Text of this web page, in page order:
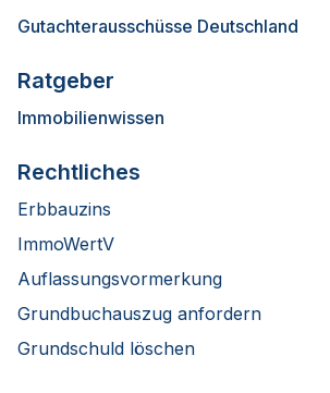
Gutachterausschüsse Deutschland
Ratgeber
Immobilienwissen
Rechtliches
Erbbauzins
ImmoWertV
Auflassungsvormerkung
Grundbuchauszug anfordern
Grundschuld löschen